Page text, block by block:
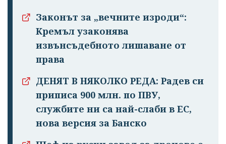
Успешно
излязохте от
Законът за „вечните изроди“:
Кремъл узаконява
извънсъдебното лишаване от
права
ДЕНЯТ В НЯКОЛКО РЕДА: Радев си
приписа 900 млн. по ПВУ,
службите ни са най-слаби в ЕС,
нова версия за Банско